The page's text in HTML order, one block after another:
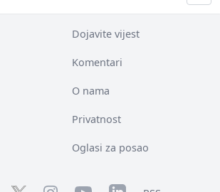
Dojavite vijest
Komentari
O nama
Privatnost
Oglasi za posao